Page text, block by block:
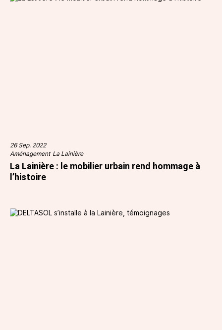
26 Sep. 2022
Aménagement La Lainière
La Lainière : le mobilier urbain rend hommage à
l’histoire